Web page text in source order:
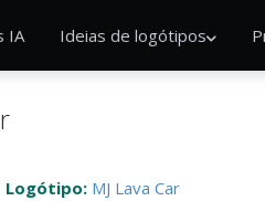
IA Ideias de logótipos
Logótipo: MJ Lava Car